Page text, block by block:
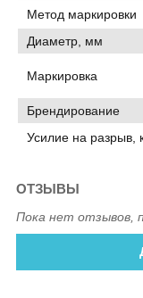
Метод маркировки
Диаметр, мм
Маркировка
Брендирование
Усилие на разрыв,
ОТЗЫВЫ
Пока нет отзывов,